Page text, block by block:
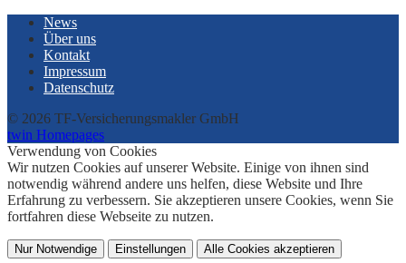
News
Über uns
Kontakt
Impressum
Datenschutz
© 2026 TF-Versicherungsmakler GmbH
twin Homepages
Verwendung von Cookies
Wir nutzen Cookies auf unserer Website. Einige von ihnen sind
notwendig während andere uns helfen, diese Website und Ihre
Erfahrung zu verbessern. Sie akzeptieren unsere Cookies, wenn Sie
fortfahren diese Webseite zu nutzen.
Nur Notwendige Einstellungen Alle Cookies akzeptieren